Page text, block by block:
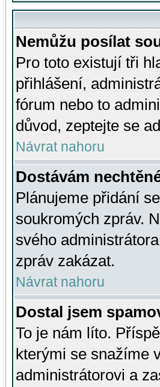
Nemůžu posílat
Pro toto existují tři
přihlášení,
fórum nebo to
důvod, zeptejte se
Návrat nahoru
Dostávám
Plánujeme přidání
soukromých zpráv.
svého
zpráv zakázat.
Návrat nahoru
Dostal jsem
To je nám líto.
kterými se snažíme
administrátorovi a